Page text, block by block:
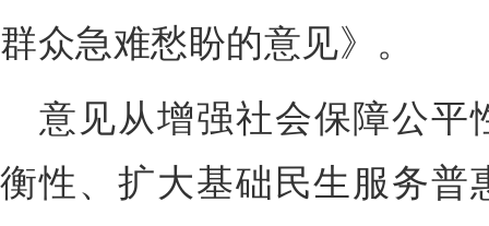
群众急难愁盼的意见》。
意见从增强社会保障公平
衡性、扩大基础民生服务普